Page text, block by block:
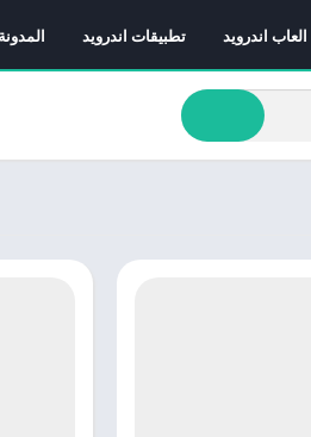
العاب اندرويد تطبيقات اندرويد المدونة